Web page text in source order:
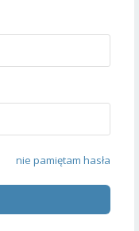
nie pamiętam hasła